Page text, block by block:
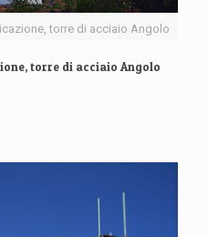
torre di acciaio Angolo
torre di acciaio Angolo